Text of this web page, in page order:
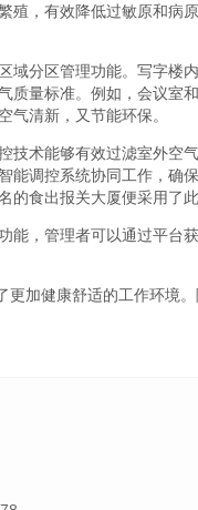
殖，有效降低过敏原和病
域分区管理功能。写字楼
质量标准。例如，会议室
气清新，又节能环保。
技术能够有效过滤室外空
能调控系统协同工作，确
的食出报关大厦便采用了
能，管理者可以通过平台
加健康舒适的工作环境